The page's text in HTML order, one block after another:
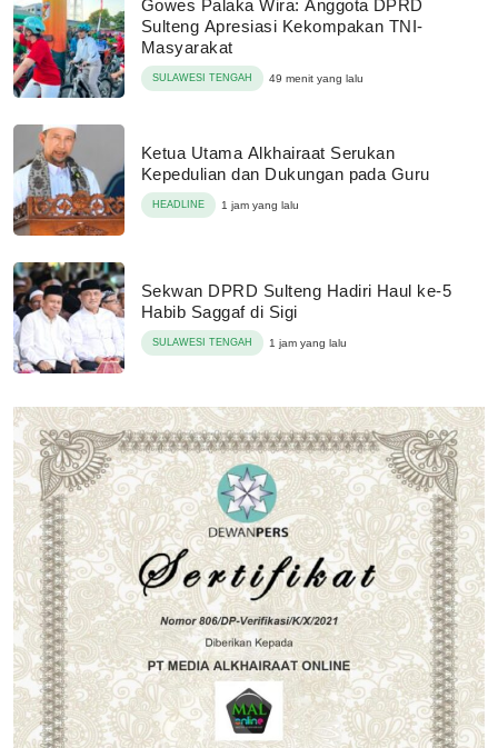
Gowes Palaka Wira: Anggota DPRD
Sulteng Apresiasi Kekompakan TNI-
Masyarakat
SULAWESI TENGAH 49 menit yang lalu
Ketua Utama Alkhairaat Serukan
Kepedulian dan Dukungan pada Guru
HEADLINE 1 jam yang lalu
Sekwan DPRD Sulteng Hadiri Haul ke-5
Habib Saggaf di Sigi
SULAWESI TENGAH 1 jam yang lalu